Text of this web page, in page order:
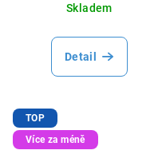
Skladem
Detail
TOP
Více za méně